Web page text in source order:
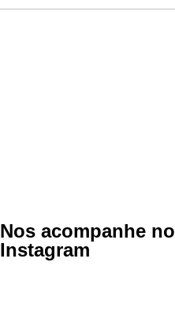
Nos acompanhe no
Instagram